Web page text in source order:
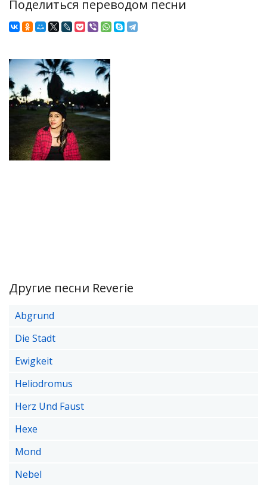
Поделиться переводом песни
Другие песни Reverie
Abgrund
Die Stadt
Ewigkeit
Heliodromus
Herz Und Faust
Hexe
Mond
Nebel